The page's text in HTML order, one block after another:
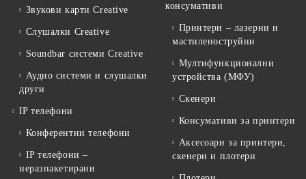
офиси
магазини
складове
индустриални обекти
Защо да избереш Stuff.bg
В Stuff.bg ще откриеш надеждни NVR и DVR устройства, които
осигуряват стабилна работа и високо качество на запис.
Предлагаме решения за различни нужди – от базови до
професионални системи.
Звукови карти Creative
Слушалки Creative
Soundbar системи Creative
Аудио системи и слушалки
други
IP телефони
Конферентни телефони
IP телефони –
неразпакетирани
консумативи
Принтери – лазерни и
мастиленоструйни
Мултифункционални
устройства (МФУ)
Скенери
Консумативи за принтери
Аксесоари за принтери,
скенери и плотери